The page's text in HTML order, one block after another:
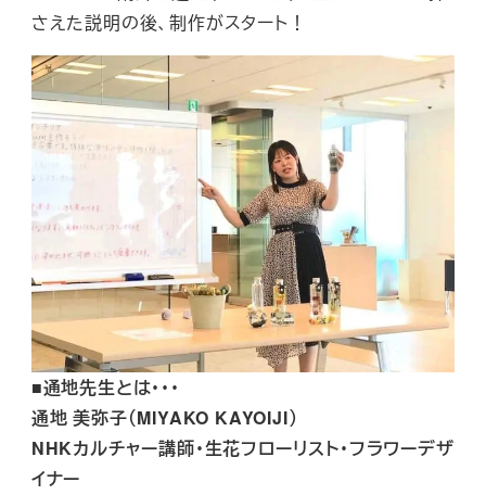
さえた説明の後、制作がスタート！
■通地先生とは・・・
通地 美弥子（MIYAKO KAYOIJI）
NHKカルチャー講師・生花フローリスト・フラワーデザ
イナー